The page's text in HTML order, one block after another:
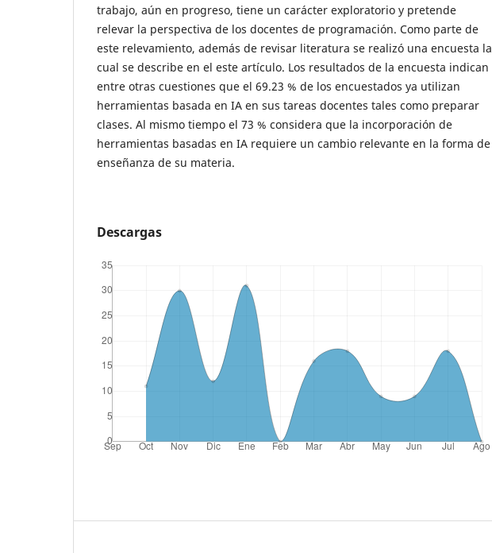
trabajo, aún en progreso, tiene un carácter exploratorio y pretende
relevar la perspectiva de los docentes de programación. Como parte de
este relevamiento, además de revisar literatura se realizó una encuesta la
cual se describe en el este artículo. Los resultados de la encuesta indican
entre otras cuestiones que el 69.23 % de los encuestados ya utilizan
herramientas basada en IA en sus tareas docentes tales como preparar
clases. Al mismo tiempo el 73 % considera que la incorporación de
herramientas basadas en IA requiere un cambio relevante en la forma de
enseñanza de su materia.
Descargas